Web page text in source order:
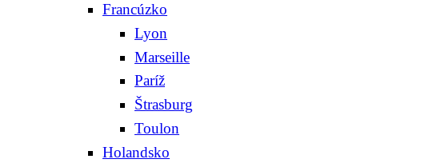
Francúzko
Lyon
Marseille
Paríž
Štrasburg
Toulon
Holandsko